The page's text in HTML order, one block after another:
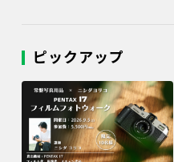
ピックアップ